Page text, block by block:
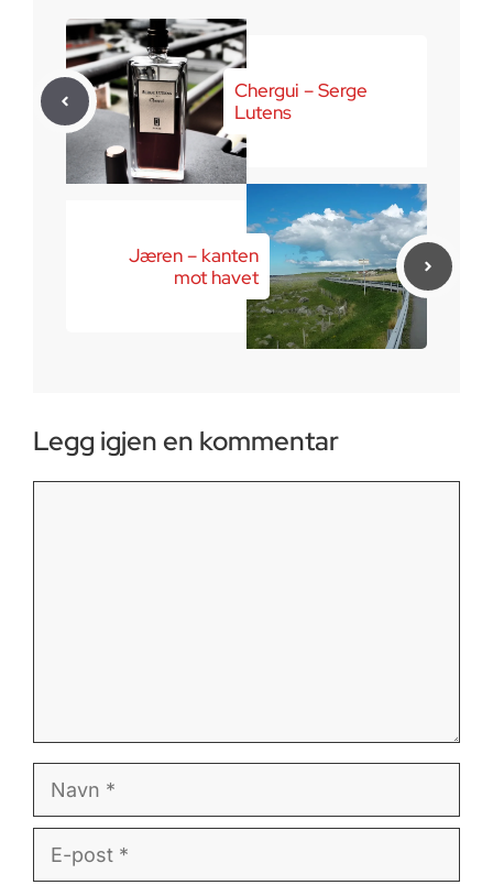
Chergui – Serge
Lutens
Jæren – kanten
mot havet
Legg igjen en kommentar
post